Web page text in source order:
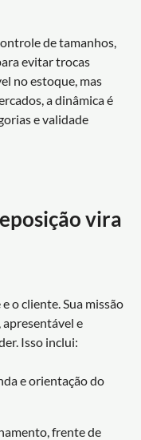
de tamanhos,
evitar trocas
no estoque, mas
a dinâmica é
e validade
vira
o cliente. Sua missão
apresentável e
Isso inclui:
e orientação do
frente de